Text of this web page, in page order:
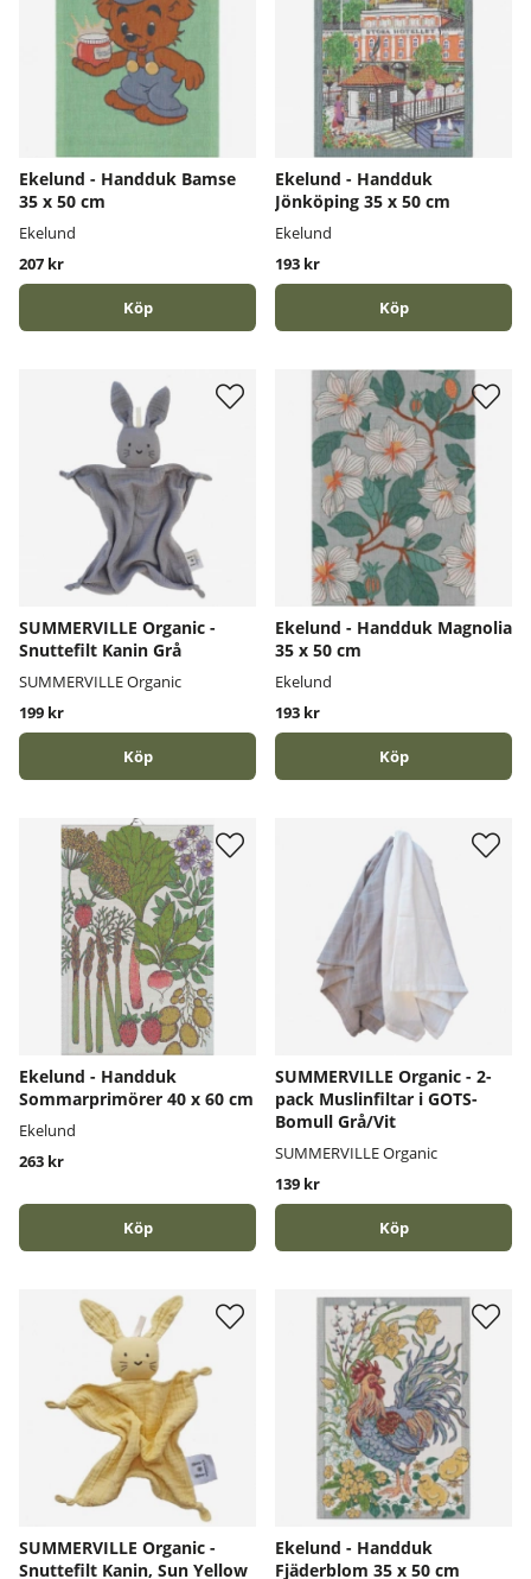
Ekelund - Handduk Bamse
35 x 50 cm
Ekelund
207 kr
Köp
Ekelund - Handduk
Jönköping 35 x 50 cm
Ekelund
193 kr
Köp
SUMMERVILLE Organic -
Snuttefilt Kanin Grå
SUMMERVILLE Organic
199 kr
Köp
Ekelund - Handduk Magnolia
35 x 50 cm
Ekelund
193 kr
Köp
Ekelund - Handduk
Sommarprimörer 40 x 60 cm
Ekelund
263 kr
Köp
SUMMERVILLE Organic - 2-
pack Muslinfiltar i GOTS-
Bomull Grå/Vit
SUMMERVILLE Organic
139 kr
Köp
SUMMERVILLE Organic -
Snuttefilt Kanin, Sun Yellow
Ekelund - Handduk
Fjäderblom 35 x 50 cm